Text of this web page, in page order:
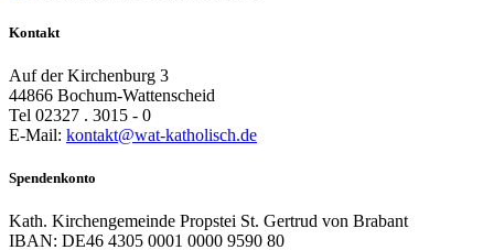
Kontakt
Auf der Kirchenburg 3
44866 Bochum-Wattenscheid
Tel 02327 . 3015 - 0
E-Mail: kontakt@wat-katholisch.de
Spendenkonto
Kath. Kirchengemeinde Propstei St. Gertrud von Brabant
IBAN: DE46 4305 0001 0000 9590 80